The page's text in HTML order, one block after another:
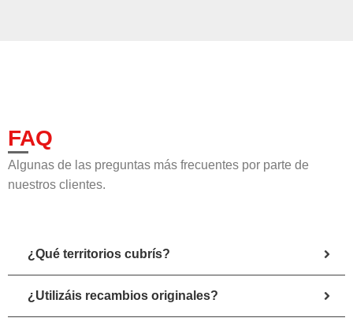
FAQ
Algunas de las preguntas más frecuentes por parte de
nuestros clientes.
¿Qué territorios cubrís?
¿Utilizáis recambios originales?